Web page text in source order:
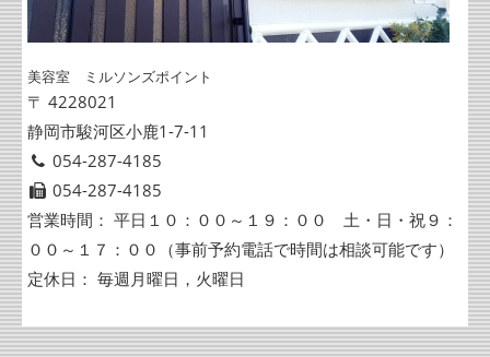
美容室 ミルソンズポイント
〒 4228021
静岡市駿河区小鹿1-7-11
054-287-4185
054-287-4185
営業時間： 平日１０：００～１９：００ 土・日・祝９：
００～１７：００（事前予約電話で時間は相談可能です）
定休日： 毎週月曜日，火曜日